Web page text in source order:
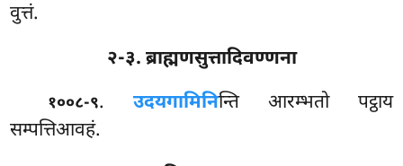
वुत्तं.
२-३. ब्राह्मणसुत्तादिवण्णना
१००८-९. उदयगामिनिन्ति आरम्भतो पट्ठाय
सम्पत्तिआवहं.